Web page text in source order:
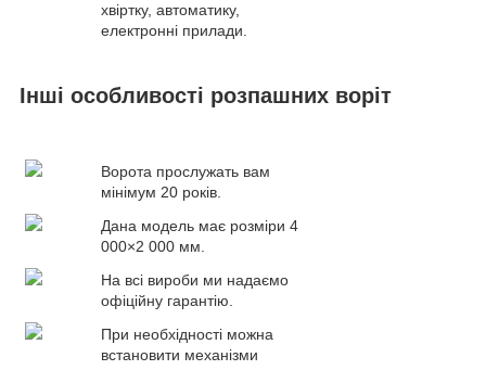
хвіртку, автоматику,
електронні прилади.
Інші особливості розпашних воріт
Ворота прослужать вам
мінімум 20 років.
Дана модель має розміри 4
000×2 000 мм.
На всі вироби ми надаємо
офіційну гарантію.
При необхідності можна
встановити механізми